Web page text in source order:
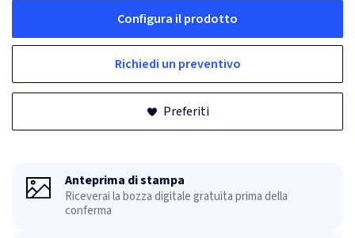
Configura il prodotto
Richiedi un preventivo
Preferiti
Anteprima di stampa
Riceverai la bozza digitale gratuita prima della
conferma